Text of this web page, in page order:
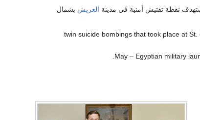
العريش بشمال